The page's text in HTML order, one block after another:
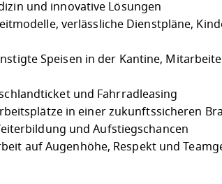
und innovative Lösungen
verlässliche Dienstpläne,
Speisen in der Kantine,
und Fahrradleasing
in einer zukunftssicheren
und Aufstiegschancen
auf Augenhöhe, Respekt und